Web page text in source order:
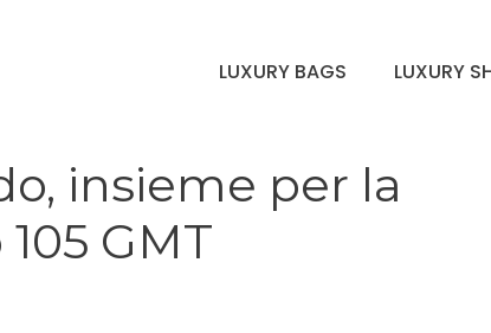
LUXURY BAGS LUXURY
insieme per la
GMT